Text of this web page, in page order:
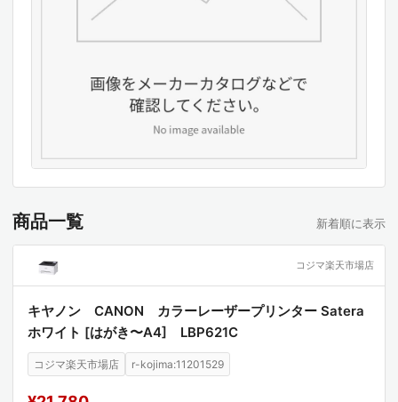
商品一覧 新着順に表示
コジマ楽天市場店
キヤノン CANON カラーレーザープリンター Satera
ホワイト [はがき〜A4] LBP621C
コジマ楽天市場店 r-kojima:11201529